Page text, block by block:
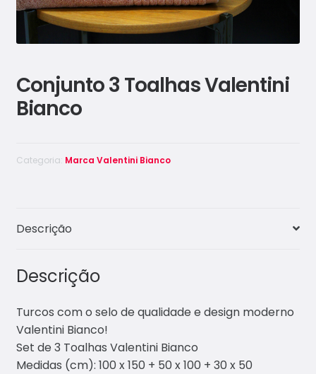
Conjunto 3 Toalhas Valentini
Bianco
Categoria: Marca Valentini Bianco
Descrição
Descrição
Turcos com o selo de qualidade e design moderno
Valentini Bianco!
Set de 3 Toalhas Valentini Bianco
Medidas (cm): 100 x 150 + 50 x 100 + 30 x 50